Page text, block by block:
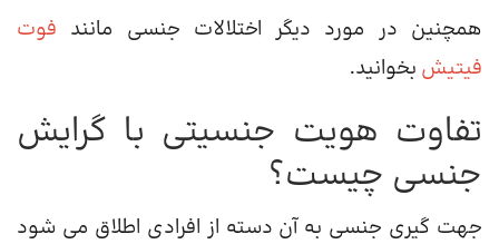
همچنین در مورد دیگر اختلالات جنسی مانند فوت
فیتیش بخوانید.
تفاوت هویت جنسیتی با گرایش
جنسی چیست؟
جهت گیری جنسی به آن دسته از افرادی اطلاق می شود